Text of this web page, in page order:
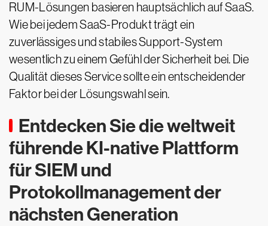
RUM-Lösungen basieren hauptsächlich auf SaaS.
Wie bei jedem SaaS-Produkt trägt ein
zuverlässiges und stabiles Support-System
wesentlich zu einem Gefühl der Sicherheit bei. Die
Qualität dieses Service sollte ein entscheidender
Faktor bei der Lösungswahl sein.
Entdecken Sie die weltweit
führende KI-native Plattform
für SIEM und
Protokollmanagement der
nächsten Generation